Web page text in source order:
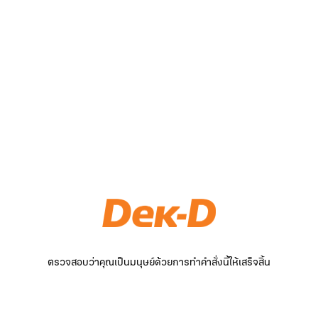
ตรวจสอบว่าคุณเป็นมนุษย์ด้วยการทำคำสั่งนี้ให้เสร็จสิ้น